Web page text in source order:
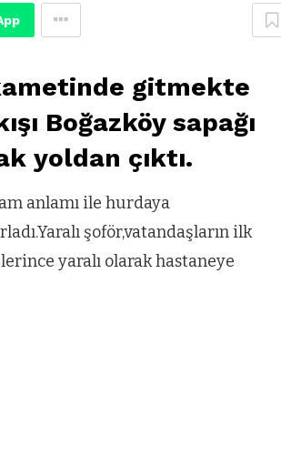
gitmekte
Boğazköy sapağı
yoldan çıktı.
anlamı ile hurdaya
şoför,vatandaşların ilk
yaralı olarak hastaneye